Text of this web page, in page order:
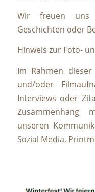
Wir freuen uns
Geschichten oder
Hinweis zur Foto-
Im Rahmen
und/oder
Interviews oder
unseren
Sozial Media,